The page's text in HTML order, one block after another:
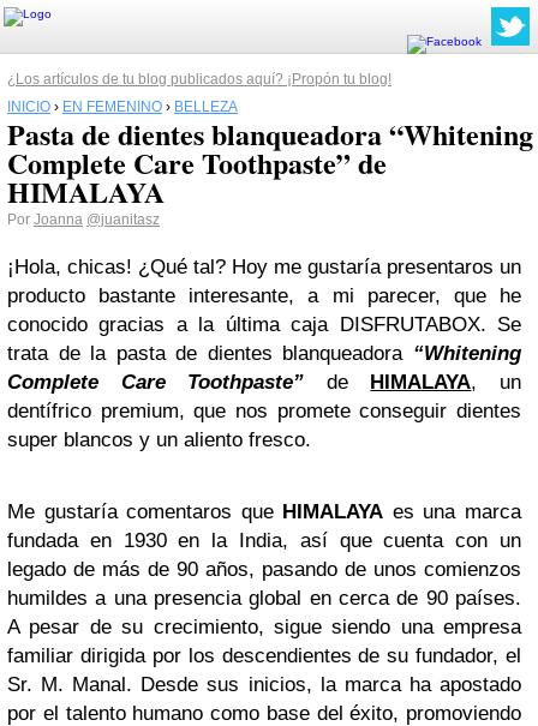
¿Los artículos de tu blog publicados aquí? ¡Propón tu blog!
INICIO › EN FEMENINO › BELLEZA
Pasta de dientes blanqueadora “Whitening
Complete Care Toothpaste” de
HIMALAYA
Por Joanna @juanitasz
¡Hola, chicas! ¿Qué tal? Hoy me gustaría presentaros un
producto bastante interesante, a mi parecer, que he
conocido gracias a la última caja DISFRUTABOX. Se
trata de la pasta de dientes blanqueadora “Whitening
Complete Care Toothpaste” de HIMALAYA, un
dentífrico premium, que nos promete conseguir dientes
super blancos y un aliento fresco.
Me gustaría comentaros que HIMALAYA es una marca
fundada en 1930 en la India, así que cuenta con un
legado de más de 90 años, pasando de unos comienzos
humildes a una presencia global en cerca de 90 países.
A pesar de su crecimiento, sigue siendo una empresa
familiar dirigida por los descendientes de su fundador, el
Sr. M. Manal. Desde sus inicios, la marca ha apostado
por el talento humano como base del éxito, promoviendo